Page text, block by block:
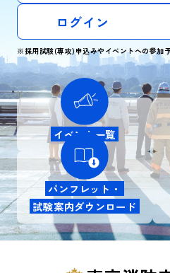
ログイン
※採用試験(専攻)申込みやイベントへの参加
イベント一覧
パンフレット・
試験案内ダウンロード